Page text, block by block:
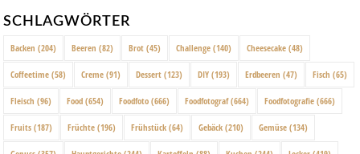
SCHLAGWÖRTER
Backen (204) Beeren (82) Brot (45) Challenge (140) Cheesecake (48)
Coffeetime (58) Creme (91) Dessert (123) DIY (193) Erdbeeren (47) Fisch (65)
Fleisch (96) Food (654) Foodfoto (666) Foodfotograf(664) Foodfotografie (666)
Fruits (187) Früchte (196) Frühstück (64) Gebäck (210) Gemüse (134)